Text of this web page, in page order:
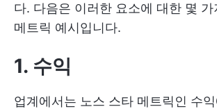
다. 다음은 이러한 요소에 대한 몇
메트릭 예시입니다.
1. 수익
업계에서는 노스 스타 메트릭인 수